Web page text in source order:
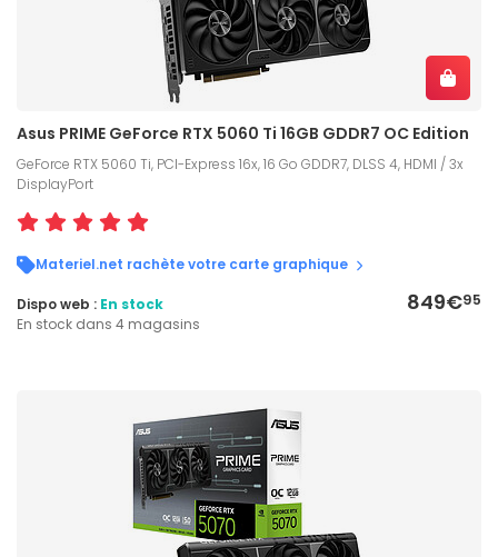
Asus PRIME GeForce RTX 5060 Ti 16GB GDDR7 OC Edition
GeForce RTX 5060 Ti, PCI-Express 16x, 16 Go GDDR7, DLSS 4, HDMI / 3x
DisplayPort
Materiel.net rachète votre carte graphique
849€95
Dispo web : En stock
En stock dans 4 magasins